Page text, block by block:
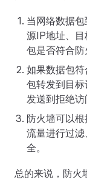
当网络数据
源IP地址、
包是否符合防
如果数据包
包转发到目
发送到拒绝访
防火墙可以
流量进行过
全。
总的来说，防火